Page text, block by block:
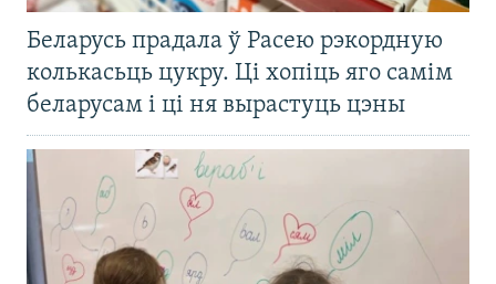
Беларусь прадала ў Расею рэкордную
колькасьць цукру. Ці хопіць яго самім
беларусам і ці ня вырастуць цэны